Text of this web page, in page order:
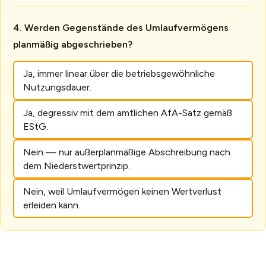
Werden Gegenstände des Umlaufvermögens
planmäßig abgeschrieben?
Ja, immer linear über die betriebsgewöhnliche
Nutzungsdauer.
Ja, degressiv mit dem amtlichen AfA-Satz gemäß
EStG.
Nein — nur außerplanmäßige Abschreibung nach
dem Niederstwertprinzip.
Nein, weil Umlaufvermögen keinen Wertverlust
erleiden kann.